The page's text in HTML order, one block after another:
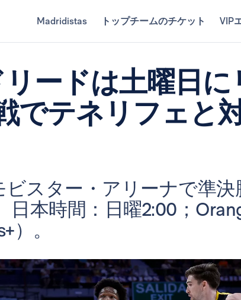
Madridistas トップチームのチケット VIP
ードは土曜日に
でテネリフェと
スター・アリーナで準決
本時間：日曜2:00；
）。